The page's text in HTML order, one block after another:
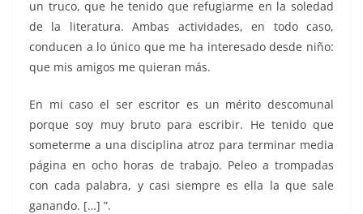
un truco, que he tenido que refugiarme en la soledad
de la literatura. Ambas actividades, en todo caso,
conducen a lo único que me ha interesado desde niño:
que mis amigos me quieran más.
En mi caso el ser escritor es un mérito descomunal
porque soy muy bruto para escribir. He tenido que
someterme a una disciplina atroz para terminar media
página en ocho horas de trabajo. Peleo a trompadas
con cada palabra, y casi siempre es ella la que sale
ganando. […] ”.